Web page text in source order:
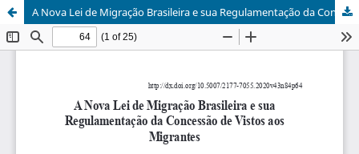
A Nova Lei de Migração Brasileira e sua Regulamentação da Concessão de Vistos aos Migrantes